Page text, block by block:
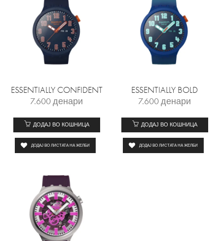
ESSENTIALLY CONFIDENT
7.600денари
ДОДАЈ ВО КОШНИЦА
ДОДАЈ ВО ЛИСТАТА НА ЖЕЛБИ
ESSENTIALLY BOLD
7.600денари
ДОДАЈ ВО КОШНИЦА
ДОДАЈ ВО ЛИСТАТА НА ЖЕЛБИ